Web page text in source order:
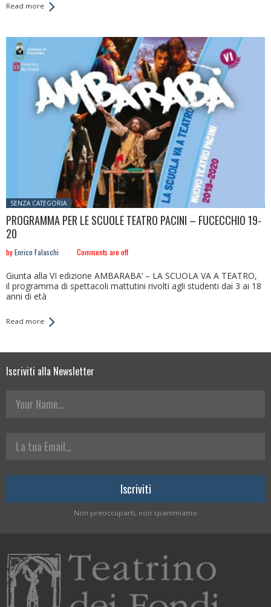
Read more
Posted in:
SENZA CATEGORIA
PROGRAMMA PER LE SCUOLE TEATRO PACINI – FUCECCHIO 19-
20
byEnrico Falaschi Comments are off
Giunta alla VI edizione AMBARABA’ – LA SCUOLA VA A TEATRO,
il programma di spettacoli mattutini rivolti agli studenti dai 3 ai 18
anni di età
Read more
Iscriviti alla Newsletter
Your Name
La tua Email
Non preoccuparti, non spammiamo